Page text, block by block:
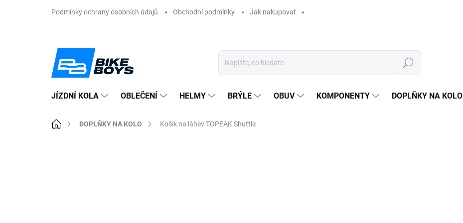
Podmínky ochrany osobních údajů Obchodní podmínky Jak nakupovat
Hledat
JÍZDNÍ KOLA OBLEČENÍ HELMY BRÝLE OBUV KOMPONENTY DOPLŇKY NA KOLO
Domů DOPLŇKY NA KOLO Košík na láhev TOPEAK Shuttle